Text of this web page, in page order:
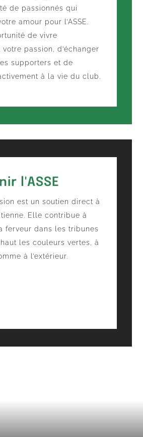
de passionnés qui
amour pour l’ASSE.
de vivre
passion, d’échanger
supporters et de
à la vie du club.
l'ASSE
est un soutien direct à
Elle contribue à
ferveur dans les tribunes
les couleurs vertes, à
à l’extérieur.